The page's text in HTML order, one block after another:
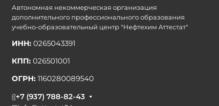
Автономная некоммерческая организация
дополнительного профессионального образования
учебно-образовательный центр "Нефтехим Аттестат"
ИНН: 0265043391
КПП: 026501001
ОГРН: 1160280089540
+7 (937) 788-82-43